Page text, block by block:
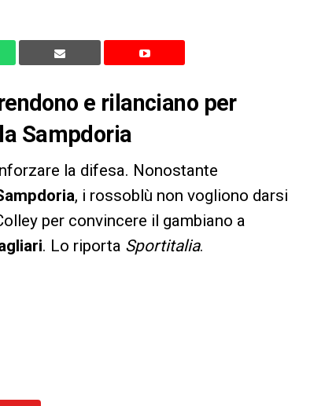
e rilanciano per
Sampdoria
la difesa. Nonostante
, i rossoblù non vogliono darsi
per convincere il gambiano a
. Lo riporta Sportitalia.